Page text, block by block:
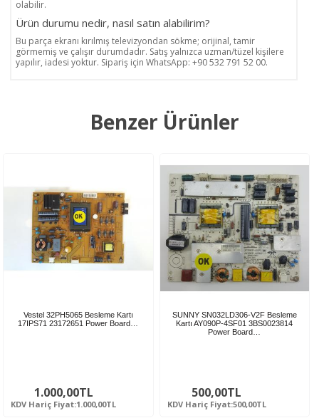
olabilir.
Ürün durumu nedir, nasıl satın alabilirim?
Bu parça ekranı kırılmış televizyondan sökme; orijinal, tamir
görmemiş ve çalışır durumdadır. Satış yalnızca uzman/tüzel kişilere
yapılır, iadesi yoktur. Sipariş için WhatsApp: +90 532 791 52 00.
Benzer Ürünler
Vestel 32PH5065 Besleme Kartı
17IPS71 23172651 Power Board…
1.000,00TL
KDV Hariç Fiyat:1.000,00TL
SUNNY SN032LD306-V2F Besleme
Kartı AY090P-4SF01 3BS0023814
Power Board…
500,00TL
KDV Hariç Fiyat:500,00TL